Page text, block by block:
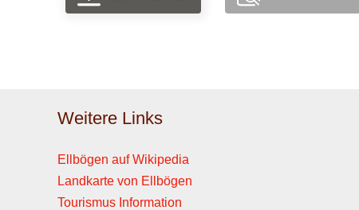
Weitere Links
Ellbögen auf Wikipedia
Landkarte von Ellbögen
Tourismus Information